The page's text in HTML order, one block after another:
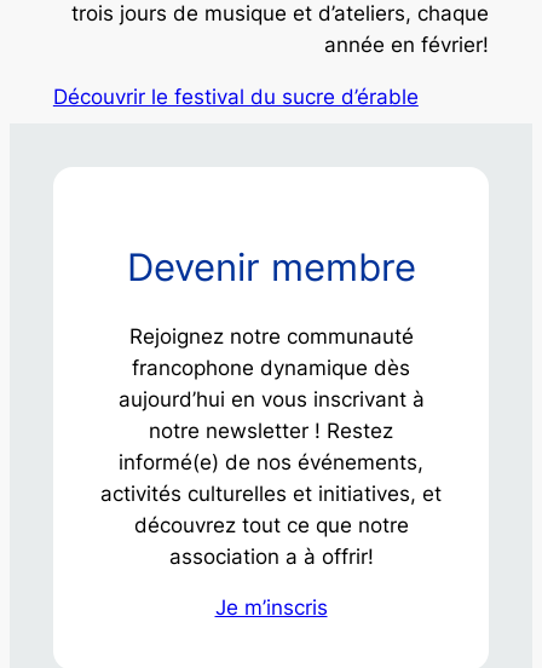
trois jours de musique et d’ateliers, chaque
année en février!
Découvrir le festival du sucre d’érable
Devenir membre
Rejoignez notre communauté
francophone dynamique dès
aujourd’hui en vous inscrivant à
notre newsletter ! Restez
informé(e) de nos événements,
activités culturelles et initiatives, et
découvrez tout ce que notre
association a à offrir!
Je m’inscris